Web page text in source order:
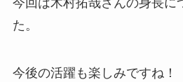
た。
今後の活躍も楽しみですね！